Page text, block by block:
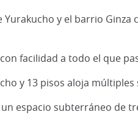
y el barrio Ginza
facilidad a todo el que
y 13 pisos aloja
espacio subterráneo de